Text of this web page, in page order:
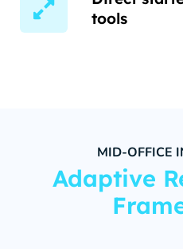
tools
MID-OFFICE
Adaptive